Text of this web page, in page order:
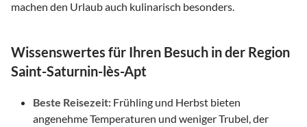
machen den Urlaub auch kulinarisch besonders.
Wissenswertes für Ihren Besuch in der Region
Saint-Saturnin-lès-Apt
Beste Reisezeit: Frühling und Herbst bieten
angenehme Temperaturen und weniger Trubel, der